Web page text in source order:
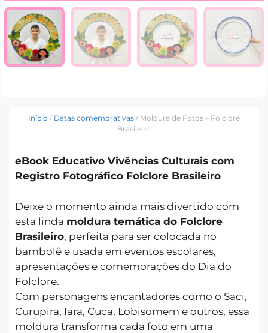
Início / Datas comemorativas / Moldura de Fotos – Folclore
Brasileiro
eBook Educativo Vivências Culturais com
Registro Fotográfico Folclore Brasileiro
Deixe o momento ainda mais divertido com
esta linda moldura temática do Folclore
Brasileiro, perfeita para ser colocada no
bambolê e usada em eventos escolares,
apresentações e comemorações do Dia do
Folclore.
Com personagens encantadores como o Saci,
Curupira, Iara, Cuca, Lobisomem e outros, essa
moldura transforma cada foto em uma